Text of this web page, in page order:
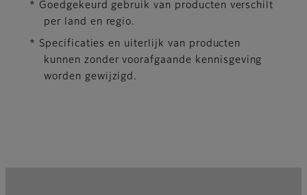
* Goedgekeurd gebruik van producten verschilt
per land en regio.
* Specificaties en uiterlijk van producten
kunnen zonder voorafgaande kennisgeving
worden gewijzigd.